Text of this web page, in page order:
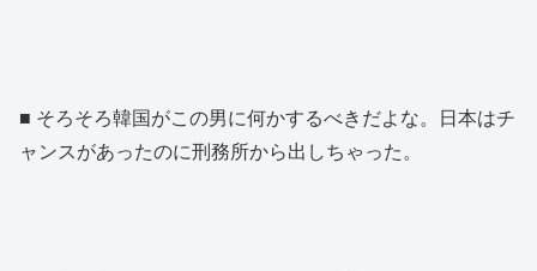
■ そろそろ韓国がこの男に何かするべきだよな。日本はチ
ャンスがあったのに刑務所から出しちゃった。